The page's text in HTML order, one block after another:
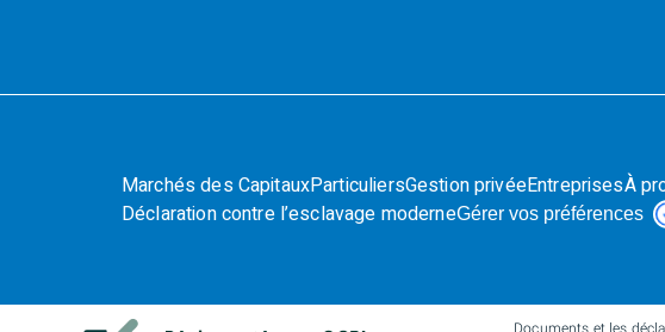
Marchés des CapitauxParticuliersGestion privéeEntreprisesÀ
Déclaration contre l’esclavage moderneGérer vos préférences